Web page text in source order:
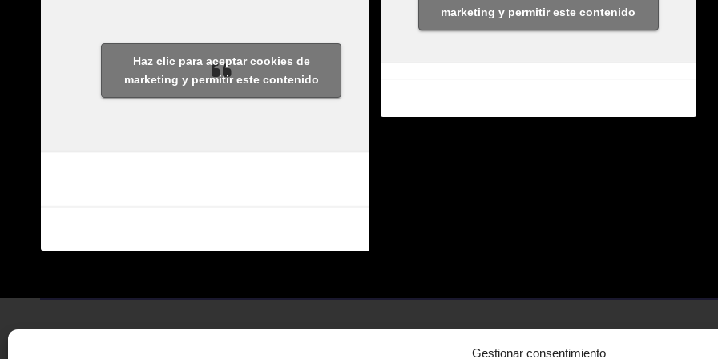
Gestionar consentimiento
Haz clic para aceptar cookies de
marketing y permitir este contenido
marketing y permitir este contenido